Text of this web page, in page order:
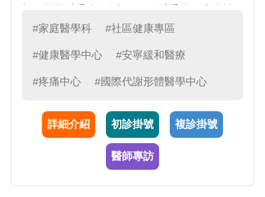
人進行安全且健康的減重內科減重治療
#家庭醫學科 #社區健康專區
#健康醫學中心 #安寧緩和醫療
#疼痛中心 #國際代謝形體醫學中心
詳細介紹 初診掛號 複診掛號
醫師專訪